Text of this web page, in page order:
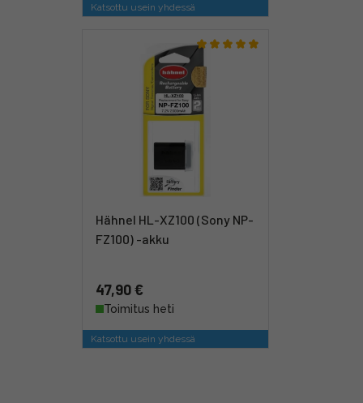
Katsottu usein yhdessä
Hähnel HL-XZ100 (Sony NP-
FZ100) -akku
47,90 €
Toimitus heti
Katsottu usein yhdessä